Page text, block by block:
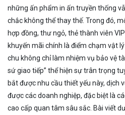
những ấn phẩm in ấn truyền thống
chắc không thể thay thế. Trong đó,
hợp đồng, thư ngỏ, thẻ thành viên
khuyến mãi chính là điểm chạm vật
chu không chỉ làm nhiệm vụ bảo vệ
sứ giao tiếp” thể hiện sự trân trọng
bắt được nhu cầu thiết yếu này, dịch
được các doanh nghiệp, đặc biệt là
cao cấp quan tâm sâu sắc. Bài viết